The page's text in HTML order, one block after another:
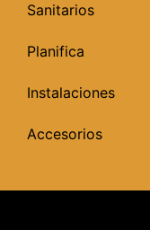
Sanitarios
Planifica
Instalaciones
Accesorios